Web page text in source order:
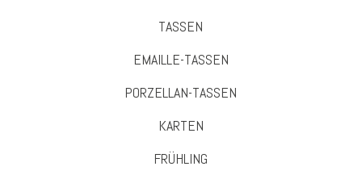
TASSEN
EMAILLE-TASSEN
PORZELLAN-TASSEN
KARTEN
FRÜHLING